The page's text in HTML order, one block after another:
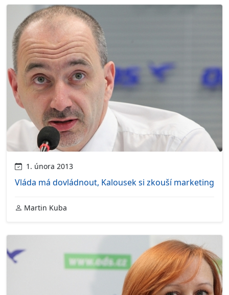
1. února 2013
Vláda má dovládnout, Kalousek si zkouší marketing
Martin Kuba